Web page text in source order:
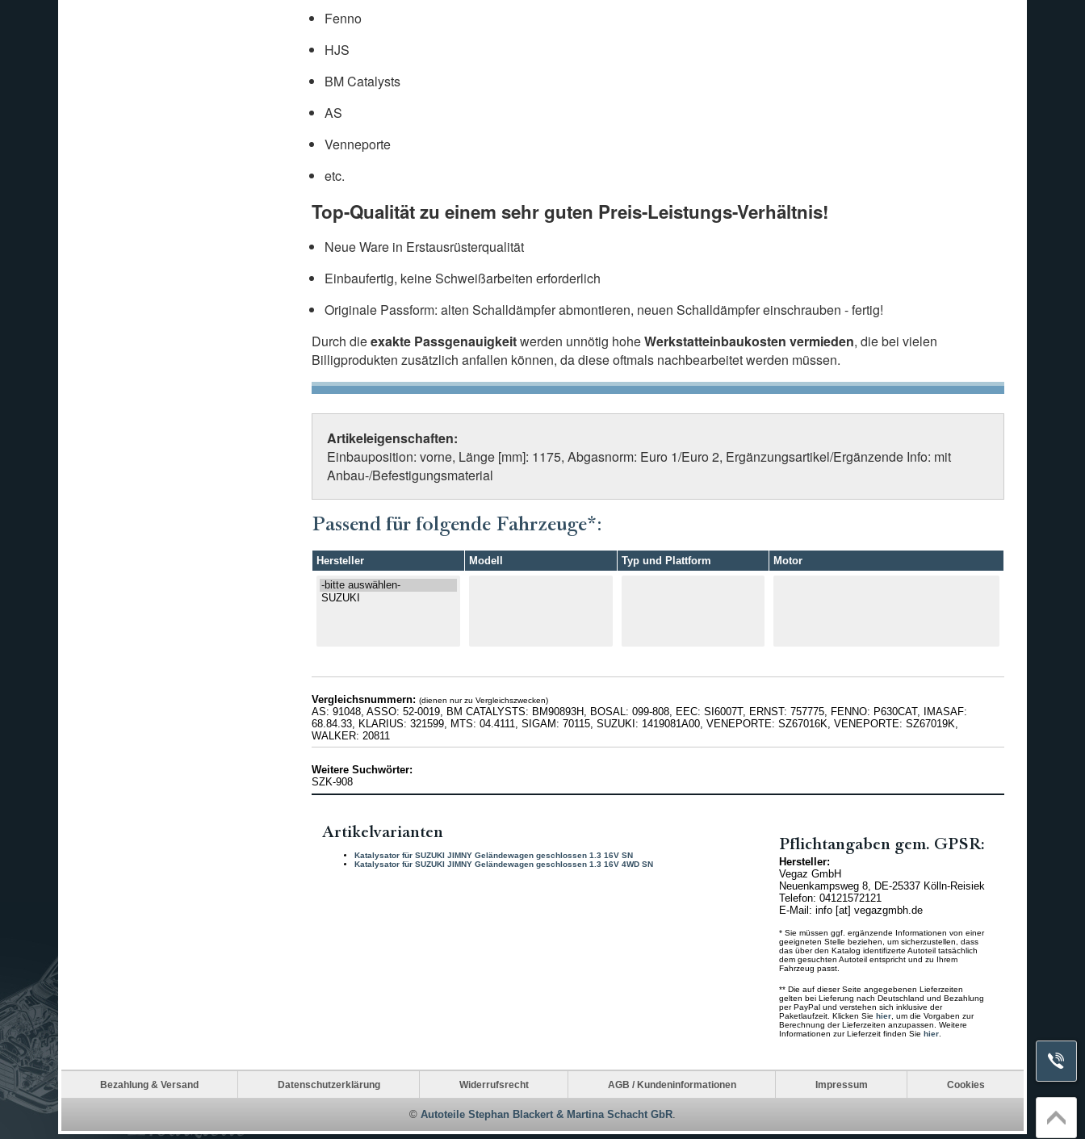
Fenno
HJS
BM Catalysts
AS
Venneporte
etc.
Top-Qualität zu einem sehr guten Preis-Leistungs-Verhältnis!
Neue Ware in Erstausrüsterqualität
Einbaufertig, keine Schweißarbeiten erforderlich
Originale Passform: alten Schalldämpfer abmontieren, neuen Schalldämpfer einschrauben - fertig!
Durch dieexakte Passgenauigkeitwerden unnötig hoheWerkstatteinbaukosten vermieden, die bei vielen
Billigprodukten zusätzlich anfallen können, da diese oftmals nachbearbeitet werden müssen.
Artikeleigenschaften:
Einbauposition: vorne, Länge [mm]: 1175, Abgasnorm: Euro 1/Euro 2, Ergänzungsartikel/Ergänzende Info: mit
Anbau-/Befestigungsmaterial
Passend für folgende Fahrzeuge*:
Hersteller Modell Typ und Plattform Motor
Vergleichsnummern: (dienen nur zu Vergleichszwecken)
AS: 91048, ASSO: 52-0019, BM CATALYSTS: BM90893H, BOSAL: 099-808, EEC: SI6007T, ERNST: 757775, FENNO: P630CAT, IMASAF:
68.84.33, KLARIUS: 321599, MTS: 04.4111, SIGAM: 70115, SUZUKI: 1419081A00, VENEPORTE: SZ67016K, VENEPORTE: SZ67019K,
WALKER: 20811
Weitere Suchwörter:
SZK-908
Artikelvarianten
Katalysator für SUZUKI JIMNY Geländewagen geschlossen 1.3 16V SN
Katalysator für SUZUKI JIMNY Geländewagen geschlossen 1.3 16V 4WD SN
Pflichtangaben gem. GPSR:
Hersteller:
Vegaz GmbH
Neuenkampsweg 8, DE-25337 Kölln-Reisiek
Telefon: 04121572121
E-Mail: info [at] vegazgmbh.de
* Sie müssen ggf. ergänzende Informationen von einer
geeigneten Stelle beziehen, um sicherzustellen, dass
das über den Katalog identifizerte Autoteil tatsächlich
dem gesuchten Autoteil entspricht und zu Ihrem
Fahrzeug passt.
** Die auf dieser Seite angegebenen Lieferzeiten
gelten bei Lieferung nach Deutschland und Bezahlung
per PayPal und verstehen sich inklusive der
Paketlaufzeit. Klicken Siehier , um die Vorgaben zur
Berechnung der Lieferzeiten anzupassen. Weitere
Informationen zur Lieferzeit finden Siehier
Bezahlung & Versand Datenschutzerklärung Widerrufsrecht AGB / Kundeninformationen Impressum Cookies
© Autoteile Stephan Blackert & Martina Schacht GbR